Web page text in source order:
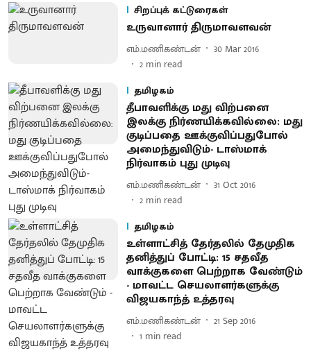
சிறப்புக் கட்டுரைகள்
உருவானார் திருமாவளவன்
எம்.மணிகண்டன்
30 Mar 2016
2 min read
தமிழகம்
தீபாவளிக்கு மது விற்பனை
இலக்கு நிர்ணயிக்கவில்லை : மது
குடிப்பதை ஊக்குவிப்பதுபோல்
அமைந்துவிடும் - டாஸ்மாக்
நிர்வாகம் புது முடிவு
எம்.மணிகண்டன்
31 Oct 2016
2 min read
தமிழகம்
உள்ளாட்சித் தேர்தலில் தேமுதிக
தனித்துப் போட்டி: 15 சதவீத
வாக்குகளை பெற்றாக வேண்டும்
- மாவட்ட செயலாளர்களுக்கு
விஜயகாந்த் உத்தரவு
எம்.மணிகண்டன்
21 Sep 2016
1 min read